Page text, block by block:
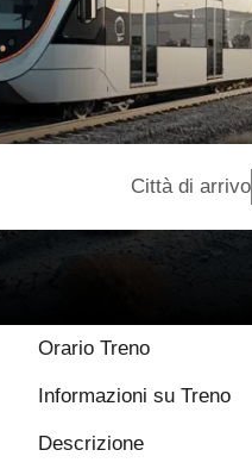
Città di arrivo
Orario Treno
Informazioni su Treno
Descrizione